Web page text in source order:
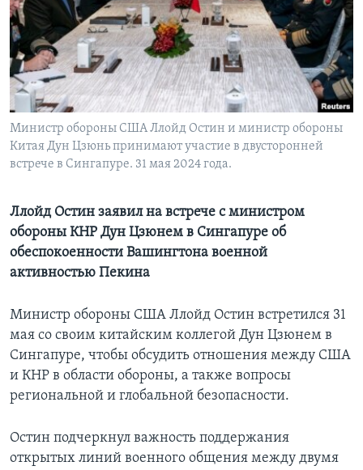
Learning English
СОЦИАЛЬНЫЕ СЕТИ
Языки
Министр обороны США Ллойд Остин и министр обороны
Китая Дун Цзюнь принимают участие в двусторонней
встрече в Сингапуре. 31 мая 2024 года.
Ллойд Остин заявил на встрече с министром
обороны КНР Дун Цзюнем в Сингапуре об
обеспокоенности Вашингтона военной
активностью Пекина
Министр обороны США Ллойд Остин встретился 31
мая со своим китайским коллегой Дун Цзюнем в
Сингапуре, чтобы обсудить отношения между США
и КНР в области обороны, а также вопросы
региональной и глобальной безопасности.
Остин подчеркнул важность поддержания
открытых линий военного общения между двумя